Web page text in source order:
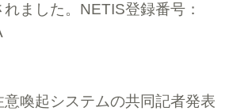
ました。NETIS登録番号：
喚起システムの共同記者発表